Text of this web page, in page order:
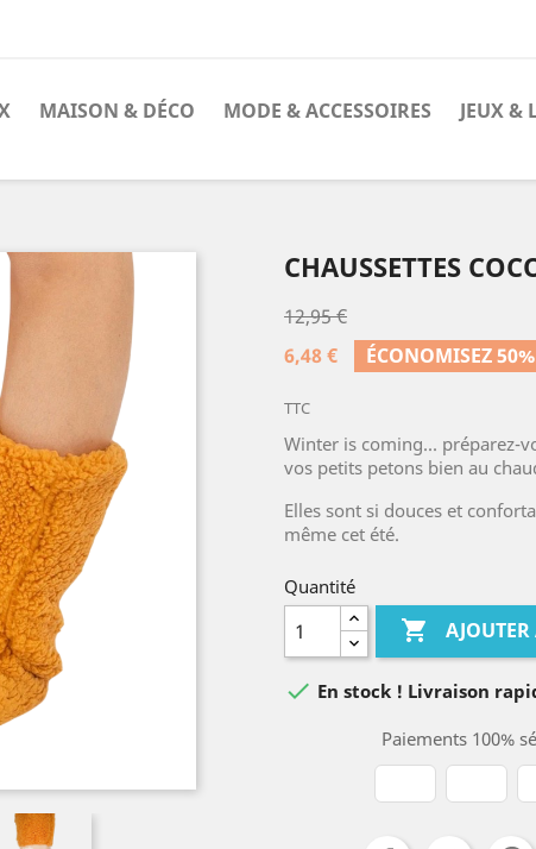
MAISON & DÉCO MODE & ACCESSOIRES JEUX &
CHAUSSETTES
12,95 €
6,48 €
ÉCONOMISEZ 50%
TTC
Winter is coming... préparez-
vos petits petons bien au
Elles sont si douces et
même cet été.
Quantité

 En stock ! Livraison
Paiements 100%